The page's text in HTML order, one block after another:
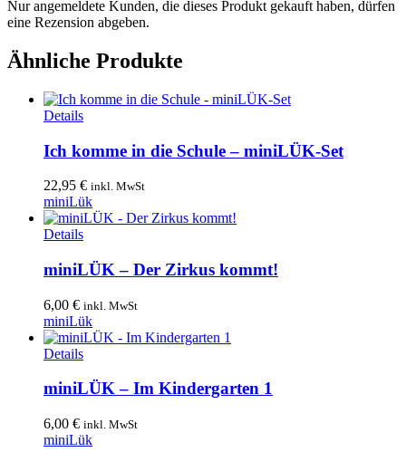
Nur angemeldete Kunden, die dieses Produkt gekauft haben, dürfen
eine Rezension abgeben.
Ähnliche Produkte
Details
Ich komme in die Schule – miniLÜK-Set
22,95 € inkl. MwSt
miniLük
Details
miniLÜK – Der Zirkus kommt!
6,00 € inkl. MwSt
miniLük
Details
miniLÜK – Im Kindergarten 1
6,00 € inkl. MwSt
miniLük